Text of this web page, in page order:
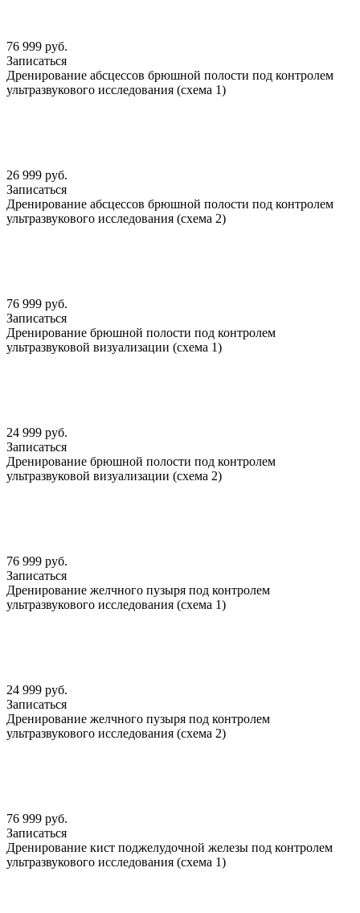
76 999 руб.
Записаться
Дренирование абсцессов брюшной полости под контролем
ультразвукового исследования (схема 1)
26 999 руб.
Записаться
Дренирование абсцессов брюшной полости под контролем
ультразвукового исследования (схема 2)
76 999 руб.
Записаться
Дренирование брюшной полости под контролем
ультразвуковой визуализации (схема 1)
24 999 руб.
Записаться
Дренирование брюшной полости под контролем
ультразвуковой визуализации (схема 2)
76 999 руб.
Записаться
Дренирование желчного пузыря под контролем
ультразвукового исследования (схема 1)
24 999 руб.
Записаться
Дренирование желчного пузыря под контролем
ультразвукового исследования (схема 2)
76 999 руб.
Записаться
Дренирование кист поджелудочной железы под контролем
ультразвукового исследования (схема 1)